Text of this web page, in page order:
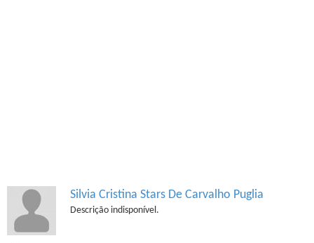
Silvia Cristina Stars De Carvalho Puglia
Descrição indisponível.